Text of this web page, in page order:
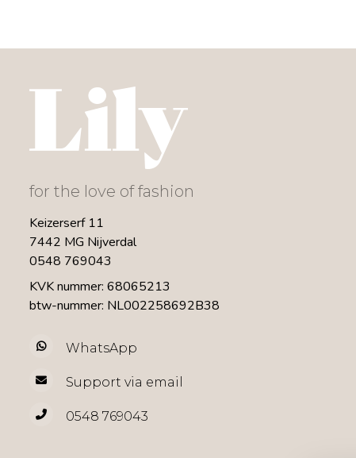
for the love of fashion
Keizerserf 11
7442 MG Nijverdal
0548 769043
KVK nummer: 68065213
btw-nummer: NL002258692B38
WhatsApp
Support via email
0548 769043